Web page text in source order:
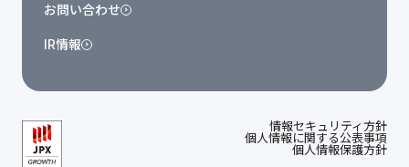
お問い合わせ
IR情報
情報セキュリティ方針
個人情報に関する公表事項
個人情報保護方針